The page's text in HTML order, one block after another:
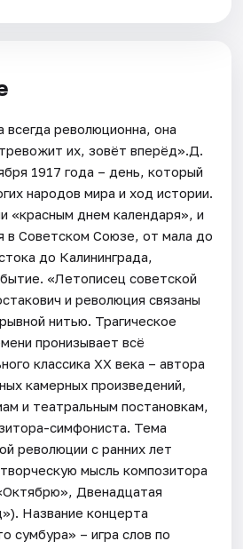
революционна, она
их, зовёт вперёд».Д.
1917 года – день, который
народов мира и ход истории.
«красным днем календаря», и
в Советском Союзе, от мала до
до Калининграда,
«Летописец советской
и революция связаны
нитью. Трагическое
пронизывает всё
классика XX века – автора
камерных произведений,
и театральным постановкам,
симфониста. Тема
революции с ранних лет
мысль композитора
Двенадцатая
Название концерта
сумбура» – игра слов по